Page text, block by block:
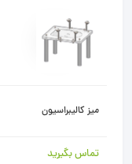
میز کالیبراسیون
تماس بگیرید